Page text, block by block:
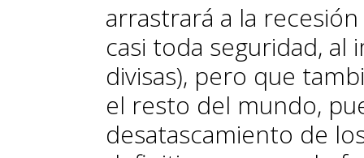
arrastrará a la
casi toda seguridad, al
divisas), pero que
el resto del mundo,
desatascamiento de